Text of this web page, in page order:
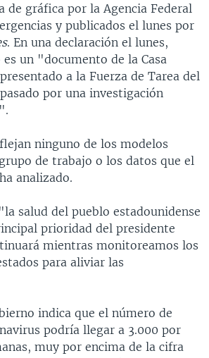
de gráfica por la Agencia Federal
y publicados el lunes por
. En una declaración el lunes,
un "documento de la Casa
a la Fuerza de Tarea del
por una investigación
ninguno de los modelos
de trabajo o los datos que el
analizado.
salud del pueblo estadounidense
prioridad del presidente
mientras monitoreamos los
para aliviar las
indica que el número de
podría llegar a 3.000 por
muy por encima de la cifra